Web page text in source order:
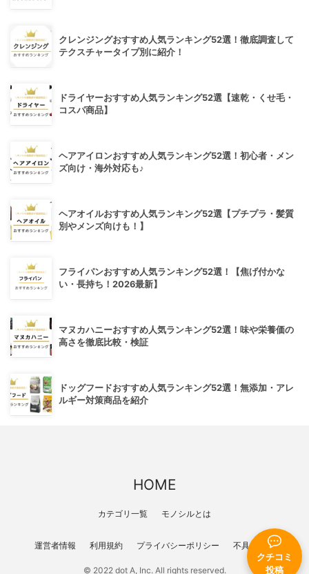
クチコミ
投稿
クレンジングおすすめ人気ランキング52選！徹底調査して
テクスチャータイプ別に紹介！
ドライヤーおすすめ人気ランキング52選【速乾・くせ毛・
コスパ商品】
ヘアアイロンおすすめ人気ランキング52選！初心者・メン
ズ向け・海外対応も♪
ヘアオイルおすすめ人気ランキング52選【プチプラ・髪質
別やメンズ向けも！】
フライパンおすすめ人気ランキング52選！【焦げ付かな
い・長持ち！2026最新】
マヌカハニーおすすめ人気ランキング52選！味や栄養価の
高さを徹底比較・検証
ドッグフードおすすめ人気ランキング52選！無添加・アレ
ルギー対策商品を紹介
HOME
カテゴリ一覧 モノシルとは
運営者情報 利用規約 プライバシーポリシー 不具合報告
© 2022 dot A, Inc. All rights reserved.